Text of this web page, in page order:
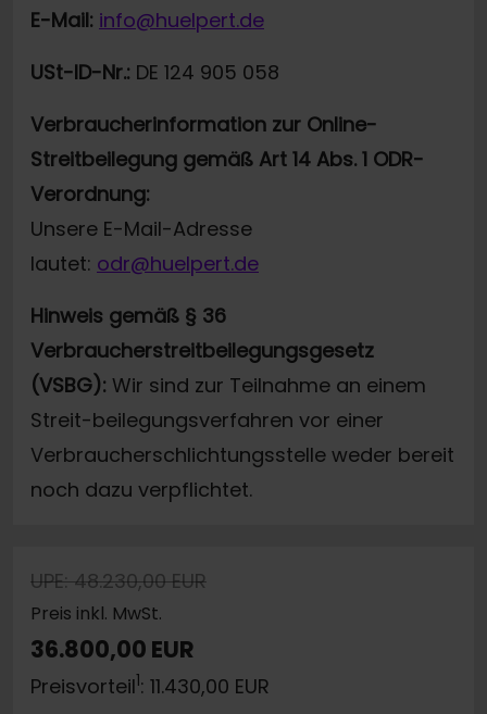
E-Mail: info@huelpert.de
USt-ID-Nr.: DE 124 905 058
Verbraucherinformation zur Online-
Streitbeilegung gemäß Art 14 Abs. 1 ODR-
Verordnung:
Unsere E-Mail-Adresse
lautet: odr@huelpert.de
Hinweis gemäß § 36
Verbraucherstreitbeilegungsgesetz
(VSBG): Wir sind zur Teilnahme an einem
Streit-beilegungsverfahren vor einer
Verbraucherschlichtungsstelle weder bereit
noch dazu verpflichtet.
UPE: 48.230,00 EUR
Preis inkl. MwSt.
36.800,00 EUR
Preisvorteil1: 11.430,00 EUR